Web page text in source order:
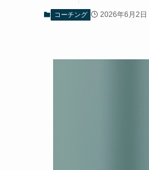
コーチング 2026年6月2日